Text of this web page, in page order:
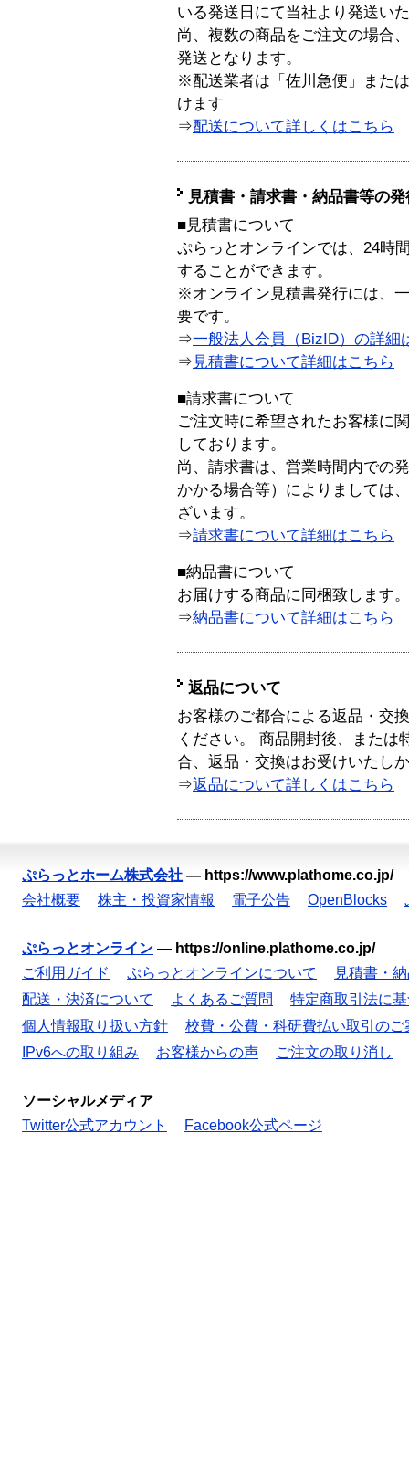
いる発送日にて当社より発送い
尚、複数の商品をご注文の場合
発送となります。
※配送業者は「佐川急便」また
けます
⇒配送について詳しくはこちら
見積書・請求書・納品書等の
■見積書について
ぷらっとオンラインでは、24時
することができます。
※オンライン見積書発行には、
要です。
⇒一般法人会員（BizID）の詳細
⇒ 見積書について詳細はこちら
■請求書について
ご注文時に希望されたお客様に
しております。
尚、請求書は、営業時間内での
かかる場合等）によりましては
ざいます。
⇒請求書について詳細はこちら
■納品書について
お届けする商品に同梱致します。
⇒納品書について詳細はこちら
返品について
お客様のご都合による返品・交
ください。 商品開封後、または
合、返品・交換はお受けいたし
⇒返品について詳しくはこちら
ぷらっとホーム株式会社 — https://www.plathome.co.jp/
会社概要
株主・投資家情報 電子公告 OpenBlocks
ぷらっとオンライン — https://online.plathome.co.jp/
ご利用ガイド
ぷらっとオンラインについて
見積書・
配送・決済について
よくあるご質問
特定商取引法に
個人情報取り扱い方針
校費・公費・科研費払い取引のご
IPv6への取り組み
お客様からの声 ご注文の取り消し
ソーシャルメディア
Twitter公式アカウント
Facebook公式ページ